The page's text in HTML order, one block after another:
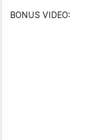
BONUS VIDEO: